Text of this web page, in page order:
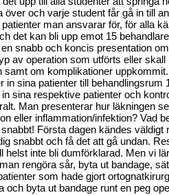
över och varje student får gå in till
man ansvarar för, för alla
det kan bli upp emot 15
snabb och koncis presentation
av operation som utförts eller
samt om komplikationer
in sina patienter till behandlingsrum
sina respektive patienter och
Man presenterar hur läkningen
eller inflammation/infektion? Vad
Första dagen kändes väldigt
snabbt och få det att gå undan.
helst inte bli dumförklarad. Men vi
rengöra sår, byta ut bandage,
som hade gjort
och byta ut bandage runt en peg